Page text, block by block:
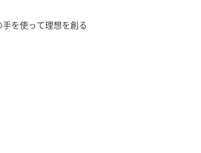
手を使って理想を創る